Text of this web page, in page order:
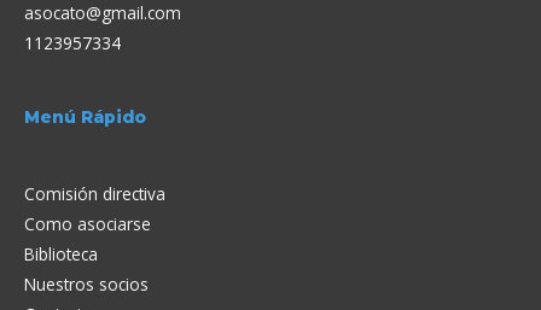
asocato@gmail.com
1123957334
Menú Rápido
Comisión directiva
Como asociarse
Biblioteca
Nuestros socios